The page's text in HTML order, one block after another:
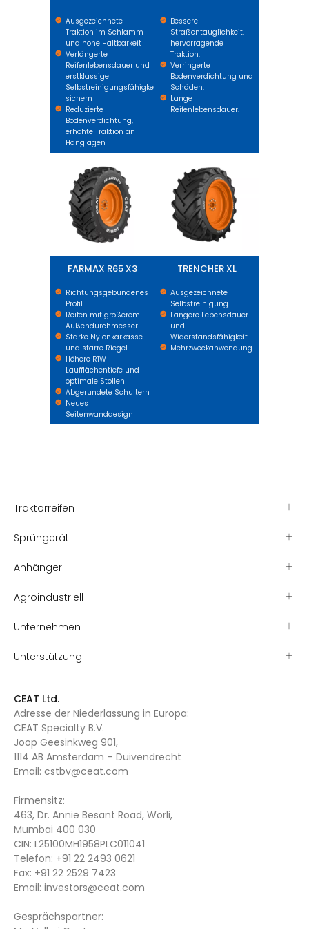
Ausgezeichnete
Traktion im Schlamm
und hohe Haltbarkeit
Verlängerte
Reifenlebensdauer und
erstklassige
Selbstreinigungsfähigkeiten
sichern
Reduzierte
Bodenverdichtung,
erhöhte Traktion an
Hanglagen
Bessere
Straßentauglichkeit,
hervorragende
Traktion.
Verringerte
Bodenverdichtung und
Schäden.
Lange
Reifenlebensdauer.
FARMAX R65 X3
Richtungsgebundenes
Profil
Reifen mit größerem
Außendurchmesser
Starke Nylonkarkasse
und starre Riegel
Höhere R1W-
Laufflächentiefe und
optimale Stollen
Abgerundete Schultern
Neues
Seitenwanddesign
TRENCHER XL
Ausgezeichnete
Selbstreinigung
Längere Lebensdauer
und
Widerstandsfähigkeit
Mehrzweckanwendung
Traktorreifen
Sprühgerät
Anhänger
Agroindustriell
Unternehmen
Unterstützung
CEAT Ltd.
Adresse der Niederlassung in Europa:
CEAT Specialty B.V.
Joop Geesinkweg 901,
1114 AB Amsterdam – Duivendrecht
Email: cstbv@ceat.com
Firmensitz:
463, Dr. Annie Besant Road, Worli,
Mumbai 400 030
CIN: L25100MH1958PLC011041
Telefon: +91 22 2493 0621
Fax: +91 22 2529 7423
Email: investors@ceat.com
Gesprächspartner: